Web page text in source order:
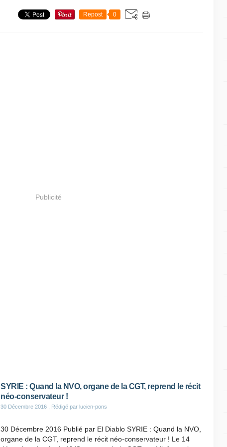
Repost 0
Publicité
SYRIE : Quand la NVO, organe de la CGT, reprend le récit
néo-conservateur !
30 Décembre 2016 , Rédigé par lucien-pons
30 Décembre 2016 Publié par El Diablo SYRIE : Quand la NVO,
organe de la CGT, reprend le récit néo-conservateur ! Le 14